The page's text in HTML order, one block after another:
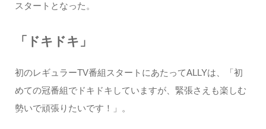
スタートとなった。
「ドキドキ」
初のレギュラーTV番組スタートにあたってALLYは、「初
めての冠番組でドキドキしていますが、緊張さえも楽しむ
勢いで頑張りたいです！」。